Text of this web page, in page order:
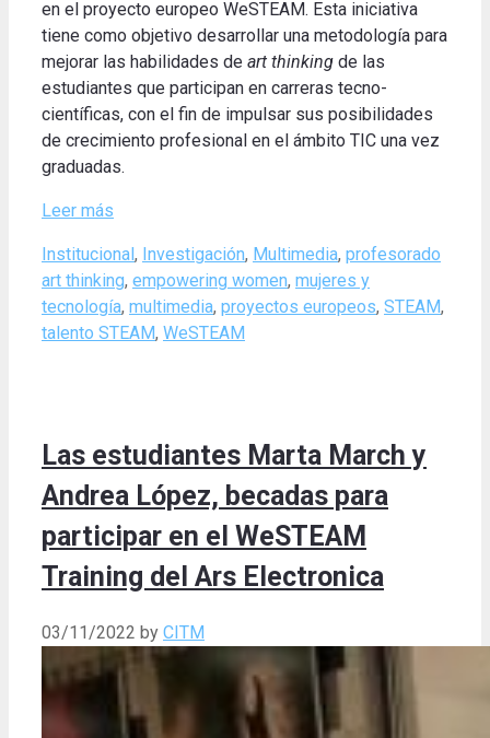
en el proyecto europeo WeSTEAM. Esta iniciativa
tiene como objetivo desarrollar una metodología para
mejorar las habilidades de art thinking de las
estudiantes que participan en carreras tecno-
científicas, con el fin de impulsar sus posibilidades
de crecimiento profesional en el ámbito TIC una vez
graduadas.
Leer más
Categories
Institucional , Investigación, Multimedia, profesorado
art thinking, empowering women, mujeres y
tecnología, multimedia, proyectos europeos, STEAM,
talento STEAM, WeSTEAM
Las estudiantes Marta March y
Andrea López, becadas para
participar en el WeSTEAM
Training del Ars Electronica
03/11/2022 by CITM